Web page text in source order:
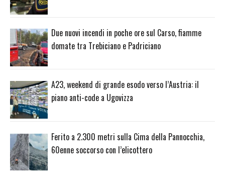
Due nuovi incendi in poche ore sul Carso, fiamme
domate tra Trebiciano e Padriciano
A23, weekend di grande esodo verso l’Austria: il
piano anti-code a Ugovizza
Ferito a 2.300 metri sulla Cima della Pannocchia,
60enne soccorso con l’elicottero